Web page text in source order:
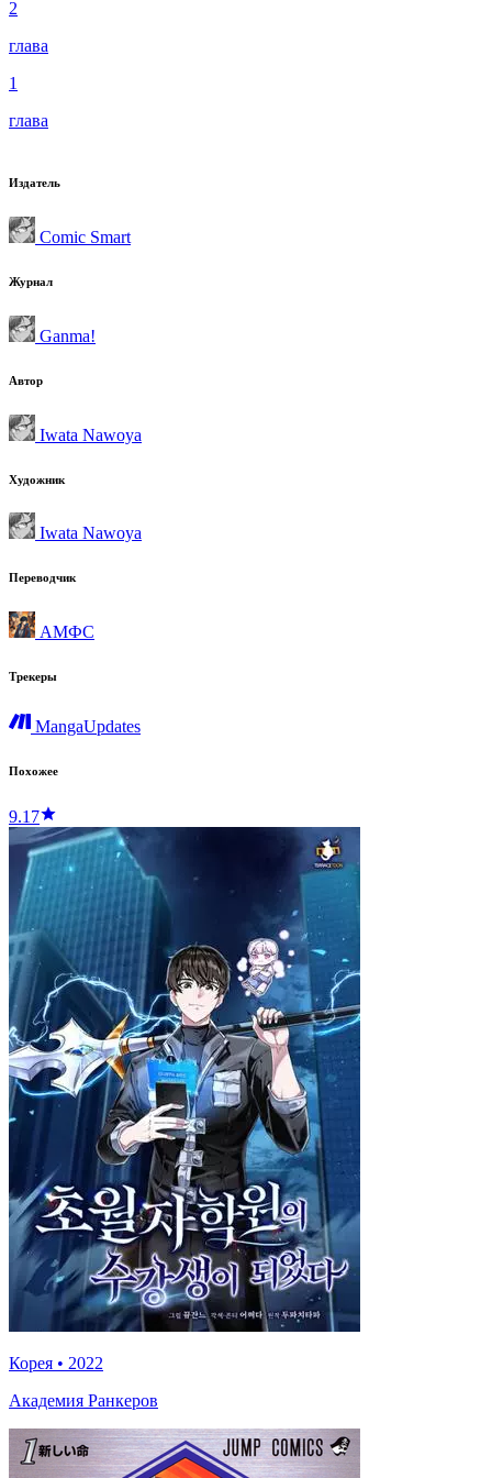
2
глава
1
глава
Издатель
Comic Smart
Журнал
Ganma!
Автор
Iwata Nawoya
Художник
Iwata Nawoya
Переводчик
АМФС
Трекеры
MangaUpdates
Похожее
9.17
Корея • 2022
Академия Ранкеров